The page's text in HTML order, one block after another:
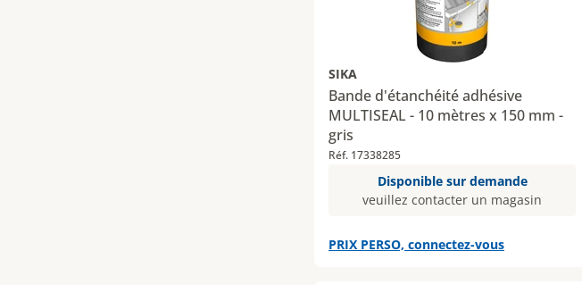
SIKA
Bande d'étanchéité adhésive
MULTISEAL - 10 mètres x 150 mm -
gris
Réf. 17338285
Disponible sur demande
veuillez contacter un magasin
PRIX PERSO, connectez-vous